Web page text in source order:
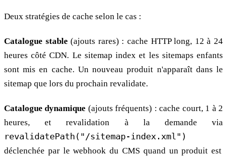
Deux stratégies de cache selon le cas :
Catalogue stable (ajouts rares) : cache HTTP long, 12 à 24
heures côté CDN. Le sitemap index et les sitemaps enfants
sont mis en cache. Un nouveau produit n'apparaît dans le
sitemap que lors du prochain revalidate.
Catalogue dynamique (ajouts fréquents) : cache court, 1 à 2
heures, et revalidation à la demande via
revalidatePath("/sitemap-index.xml")
déclenchée par le webhook du CMS quand un produit est